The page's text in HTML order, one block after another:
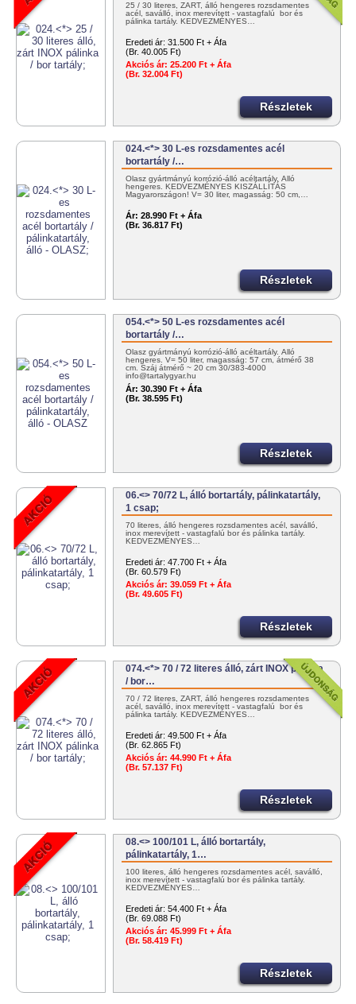
25 / 30 literes, ZÁRT, álló hengeres rozsdamentes
acél, saválló, inox merevített - vastagfalú bor és
pálinka tartály. KEDVEZMÉNYES…
Eredeti ár: 31.500 Ft + Áfa
(Br. 40.005 Ft)
Akciós ár: 25.200 Ft + Áfa
(Br. 32.004 Ft)
Részletek
024.<*> 30 L-es rozsdamentes acél
bortartály /…
Olasz gyártmányú korrózió-álló acéltartály. Álló
hengeres. KEDVEZMÉNYES KISZÁLLÍTÁS
Magyarországon! V= 30 liter, magasság: 50 cm,…
Ár: 28.990 Ft + Áfa
(Br. 36.817 Ft)
Részletek
054.<*> 50 L-es rozsdamentes acél
bortartály /…
Olasz gyártmányú korrózió-álló acéltartály. Álló
hengeres. V= 50 liter, magasság: 57 cm, átmérő 38
cm. Száj átmérő ~ 20 cm 30/383-4000
info@tartalygyar.hu
Ár: 30.390 Ft + Áfa
(Br. 38.595 Ft)
Részletek
06.<> 70/72 L, álló bortartály, pálinkatartály,
1 csap;
70 literes, álló hengeres rozsdamentes acél, saválló,
inox merevített - vastagfalú bor és pálinka tartály.
KEDVEZMÉNYES…
Eredeti ár: 47.700 Ft + Áfa
(Br. 60.579 Ft)
Akciós ár: 39.059 Ft + Áfa
(Br. 49.605 Ft)
Részletek
074.<*> 70 / 72 literes álló, zárt INOX pálinka
/ bor…
70 / 72 literes, ZÁRT, álló hengeres rozsdamentes
acél, saválló, inox merevített - vastagfalú bor és
pálinka tartály. KEDVEZMÉNYES…
Eredeti ár: 49.500 Ft + Áfa
(Br. 62.865 Ft)
Akciós ár: 44.990 Ft + Áfa
(Br. 57.137 Ft)
Részletek
08.<> 100/101 L, álló bortartály,
pálinkatartály, 1…
100 literes, álló hengeres rozsdamentes acél, saválló,
inox merevített - vastagfalú bor és pálinka tartály.
KEDVEZMÉNYES…
Eredeti ár: 54.400 Ft + Áfa
(Br. 69.088 Ft)
Akciós ár: 45.999 Ft + Áfa
(Br. 58.419 Ft)
Részletek